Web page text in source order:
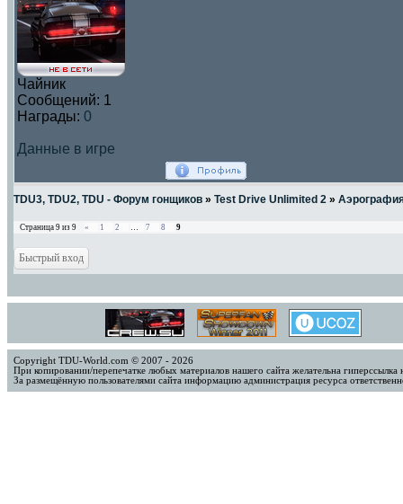
Чайник
Сообщений: 1
Награды: 0
Данные в игре
TDU3, TDU2, TDU - Форум гонщиков » Test Drive Unlimited 2 »
Страница 9 из 9 « 1 2 … 7 8 9
Copyright TDU-World.com © 2007 - 2026
При копировании/перепечатке любых материалов нашего сайта желательна
За размещённую пользователями сайта информацию администрация ресурса